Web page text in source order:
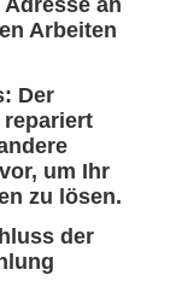
an
Arbeiten
Der
repariert
um Ihr
zu lösen.
der